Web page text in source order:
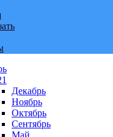
Декабрь
Ноябрь
Октябрь
Сентябрь
Май